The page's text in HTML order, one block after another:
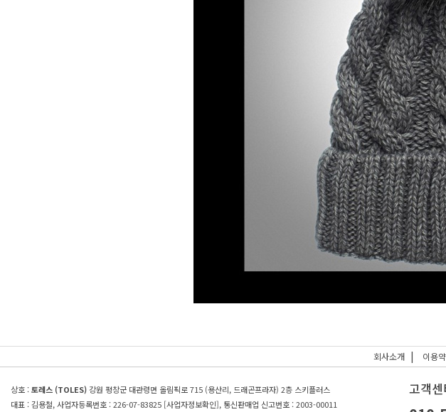
회사소개| 이용
상호 :토레스 (TOLES) 강원 평창군 대관령면 올림픽로 715 (용산리, 드래곤프라자) 2층 스키플러스
대표 : 김용철, 사업자등록번호 : 226-07-83825 [사업자정보확인], 통신판매업 신고번호 : 2003-00011
고객센